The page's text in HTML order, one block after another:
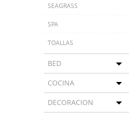
SEAGRASS
SPA
TOALLAS
BED
COCINA
DECORACION